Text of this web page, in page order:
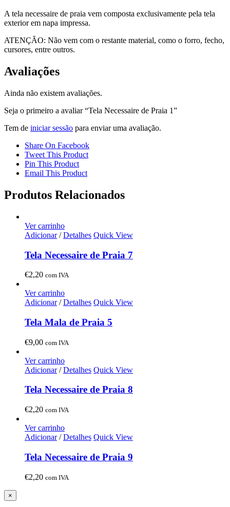
A tela necessaire de praia vem composta exclusivamente pela tela
exterior em napa impressa.
ATENÇÃO: Não vem com o restante material, como o forro, fecho,
cursores, entre outros.
Avaliações
Ainda não existem avaliações.
Seja o primeiro a avaliar “Tela Necessaire de Praia 1”
Tem de iniciar sessão para enviar uma avaliação.
Share On Facebook
Tweet This Product
Pin This Product
Email This Product
Produtos Relacionados
Ver carrinho
Adicionar/ Detalhes Quick View
Tela Necessaire de Praia 7
€2,20 com IVA
Ver carrinho
Adicionar/ Detalhes Quick View
Tela Mala de Praia 5
€9,00 com IVA
Ver carrinho
Adicionar/ Detalhes Quick View
Tela Necessaire de Praia 8
€2,20 com IVA
Ver carrinho
Adicionar/ Detalhes Quick View
Tela Necessaire de Praia 9
€2,20 com IVA
Close
product
×